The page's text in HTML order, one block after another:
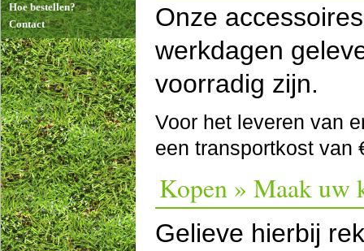
Hoe bestellen?
Contact
Onze
werkdagen
voorradig zijn.
Voor het leveren van
een transportkost van
Kopen » Maak uw
Gelieve hierbij